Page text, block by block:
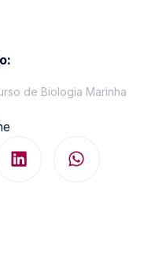
de Biologia Marinha